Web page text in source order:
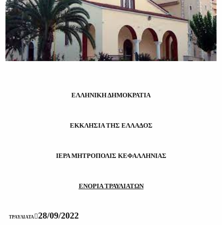
ΕΛΛΗΝΙΚΗ ΔΗΜΟΚΡΑΤΙΑ
ΕΚΚΛΗΣΙΑ ΤΗΣ ΕΛΛΑΔΟΣ
ΙΕΡΑ ΜΗΤΡΟΠΟΛΙΣ ΚΕΦΑΛΛΗΝΙΑΣ
ΕΝΟΡΙΑ ΤΡΑΥΛΙΑΤΩΝ
ΤΡΑΥΛΙΑΤΑ 28/09/2022